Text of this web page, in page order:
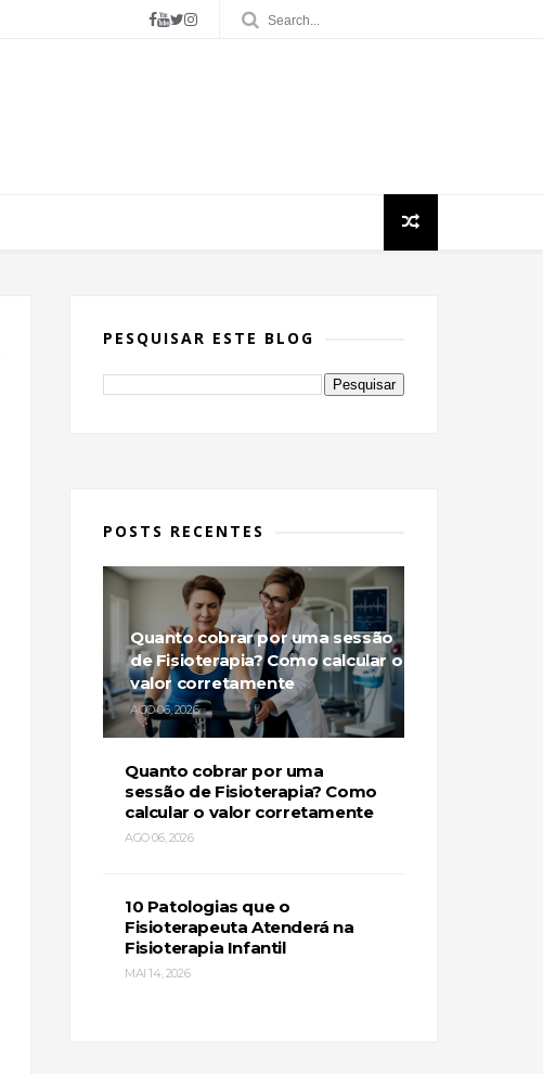
PESQUISAR ESTE BLOG
POSTS RECENTES
Quanto cobrar por uma sessão
de Fisioterapia? Como calcular o
valor corretamente
AGO 06, 2026
Quanto cobrar por uma
sessão de Fisioterapia? Como
calcular o valor corretamente
AGO 06, 2026
10 Patologias que o
Fisioterapeuta Atenderá na
Fisioterapia Infantil
MAI 14, 2026